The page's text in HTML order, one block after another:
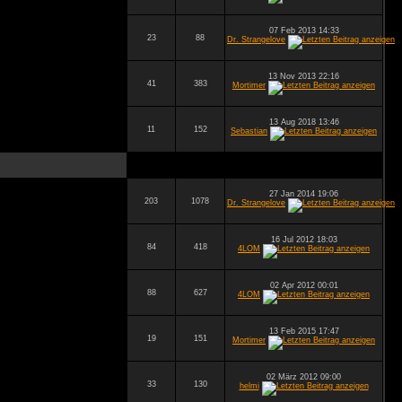
23 88
07 Feb 2013 14:33
Dr. Strangelove
41 383
13 Nov 2013 22:16
Mortimer
11 152
13 Aug 2018 13:46
Sebastian
203 1078
27 Jan 2014 19:06
Dr. Strangelove
84 418
16 Jul 2012 18:03
4LOM
88 627
02 Apr 2012 00:01
4LOM
19 151
13 Feb 2015 17:47
Mortimer
33 130
02 März 2012 09:00
helmi